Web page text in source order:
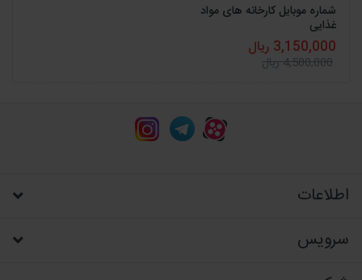
شماره موبایل کارخانه های مواد
غذایی
3,150,000 ریال
4,500,000 ریال
اطلاعات
سرویس